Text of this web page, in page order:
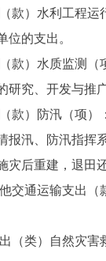
）水利工程运
位的支出。
）水质监测（
研究、开发与推
）防汛（项）
报汛、防汛指挥
灾后重建，退田
通运输支出（
类）自然灾害